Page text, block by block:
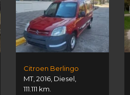
Citroen Berlingo
MT,2016, Diesel,
111.111 km.